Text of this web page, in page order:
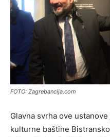
FOTO: Zagrebancija.com
Glavna svrha ove
kulturne baštine